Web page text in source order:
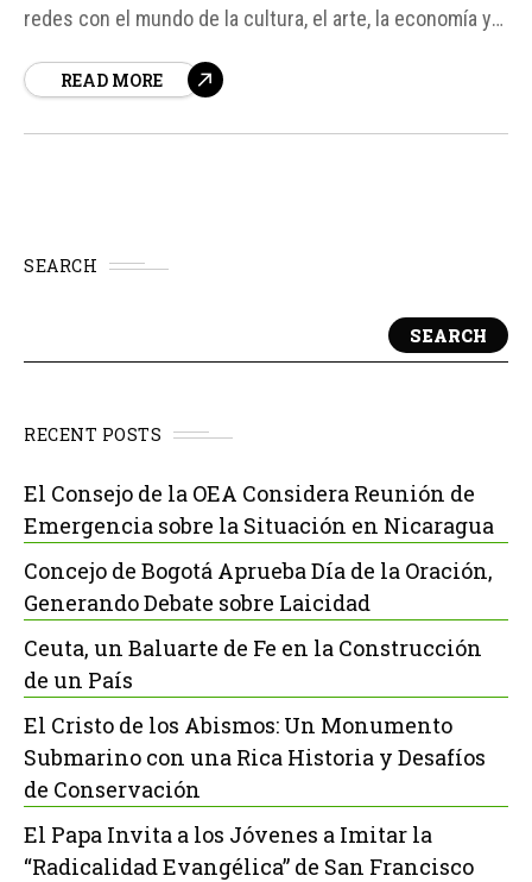
redes con el mundo de la cultura, el arte, la economía y
creatividad y la innovación en la sociedad actual, pero
READ MORE
SEARCH
SEARCH
RECENT POSTS
El Consejo de la OEA Considera Reunión de
Emergencia sobre la Situación en Nicaragua
Concejo de Bogotá Aprueba Día de la Oración,
Generando Debate sobre Laicidad
Ceuta, un Baluarte de Fe en la Construcción
de un País
El Cristo de los Abismos: Un Monumento
Submarino con una Rica Historia y Desafíos
de Conservación
El Papa Invita a los Jóvenes a Imitar la
“Radicalidad Evangélica” de San Francisco